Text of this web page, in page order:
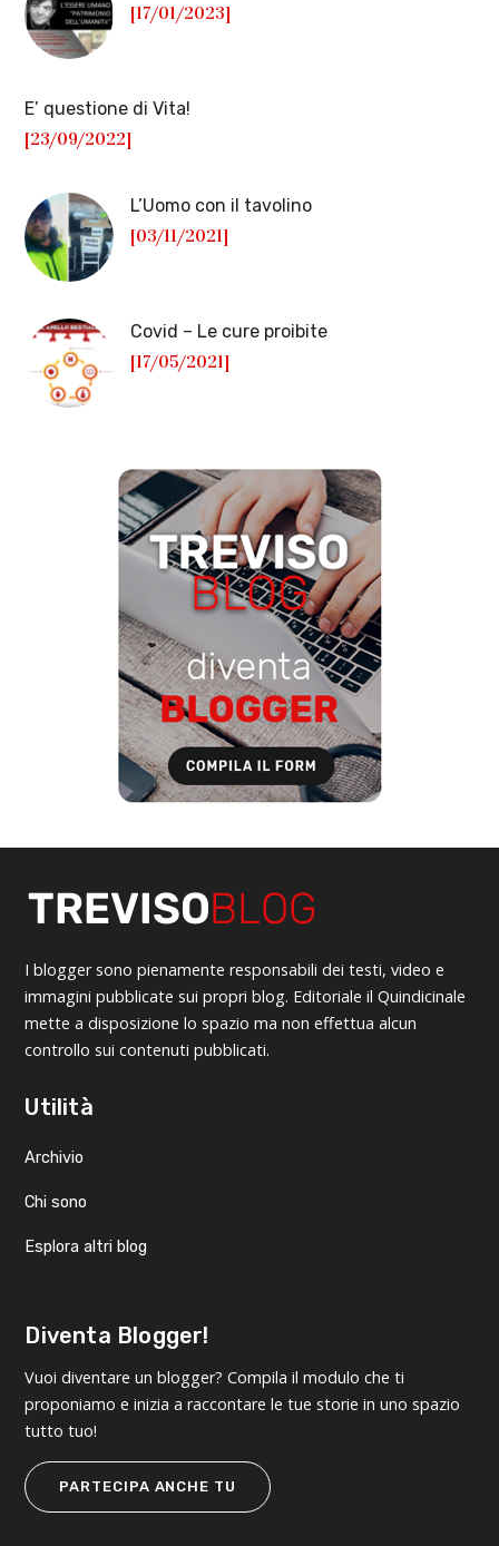
[17/01/2023]
E’ questione di Vita!
[23/09/2022]
L’Uomo con il tavolino
[03/11/2021]
Covid – Le cure proibite
[17/05/2021]
I blogger sono pienamente responsabili dei testi, video e
immagini pubblicate sui propri blog. Editoriale il Quindicinale
mette a disposizione lo spazio ma non effettua alcun
controllo sui contenuti pubblicati.
Utilità
Archivio
Chi sono
Esplora altri blog
Diventa Blogger!
Vuoi diventare un blogger? Compila il modulo che ti
proponiamo e inizia a raccontare le tue storie in uno spazio
tutto tuo!
PARTECIPA ANCHE TU